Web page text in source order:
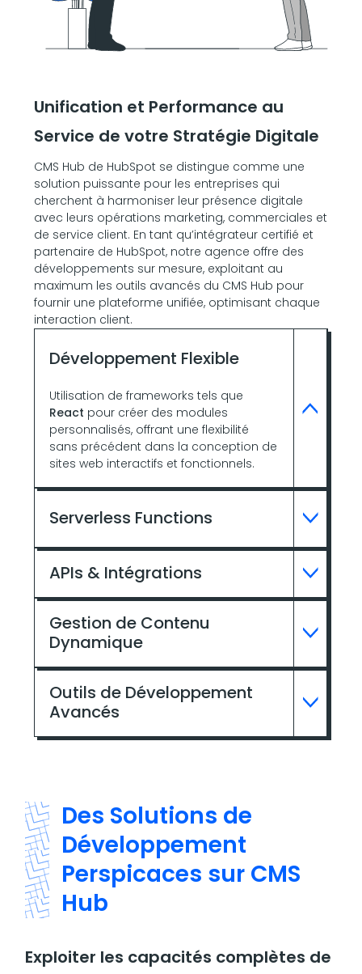
Unification et Performance au
Service de votre Stratégie Digitale
CMS Hub de HubSpot se distingue comme une
solution puissante pour les entreprises qui
cherchent à harmoniser leur présence digitale
avec leurs opérations marketing, commerciales et
de service client. En tant qu’intégrateur certifié et
partenaire de HubSpot, notre agence offre des
développements sur mesure, exploitant au
maximum les outils avancés du CMS Hub pour
fournir une plateforme unifiée, optimisant chaque
interaction client.
Développement Flexible
Utilisation de frameworks tels que
React pour créer des modules
personnalisés, offrant une flexibilité
sans précédent dans la conception de
sites web interactifs et fonctionnels.
Serverless Functions
APIs & Intégrations
Gestion de Contenu
Dynamique
Outils de Développement
Avancés
Des Solutions de
Développement
Perspicaces sur CMS
Hub
Exploiter les capacités complètes de